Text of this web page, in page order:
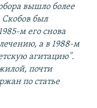
вышло более
был
м его снова
а в 1988-м
агитацию".
почти
по статье